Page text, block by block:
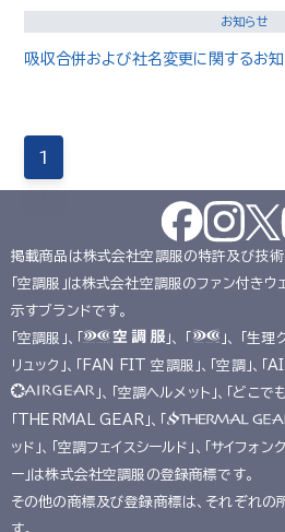
お知らせ
吸収合併および社名変更に関するお知
1
掲載商品は株式会社空調服の特許及び技術
「空調服」は株式会社空調服のファン付きウ
示すブランドです。
「空調服」、「
」、 「
」、 「生
リュック」、「FAN FIT 空調服」、「空調」、「
」、「空調ヘルメット」、「どこで
「THERMAL GEAR」、「
ッド」、「空調フェイスシールド」、「サイフォ
ー」は株式会社空調服の登録商標です。
その他の商標及び登録商標は、それぞれ